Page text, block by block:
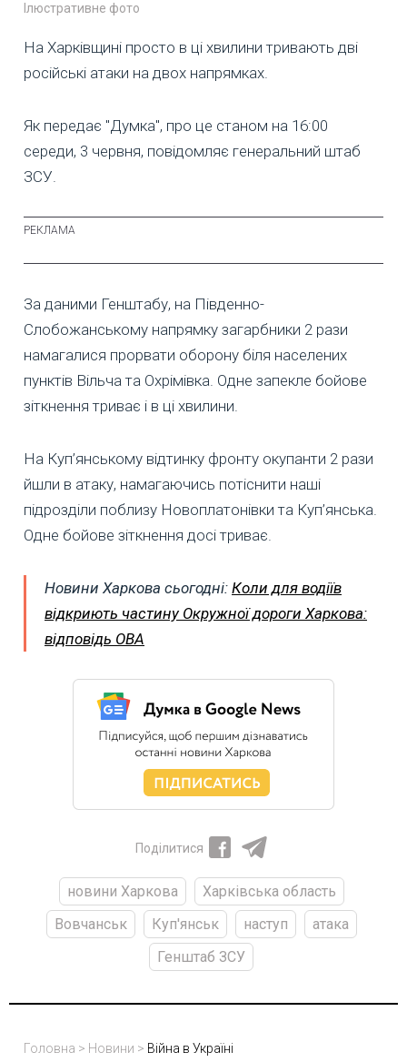
Ілюстративне фото
На Харківщині просто в ці хвилини тривають дві
російські атаки на двох напрямках.
Як передає "Думка", про це станом на 16:00
середи, 3 червня, повідомляє генеральний штаб
ЗСУ.
За даними Генштабу, на Південно-
Слобожанському напрямку загарбники 2 рази
намагалися прорвати оборону біля населених
пунктів Вільча та Охрімівка. Одне запекле бойове
зіткнення триває і в ці хвилини.
На Куп’янському відтинку фронту окупанти 2 рази
йшли в атаку, намагаючись потіснити наші
підрозділи поблизу Новоплатонівки та Куп’янська.
Одне бойове зіткнення досі триває.
Новини Харкова сьогодні: Коли для водіїв
відкриють частину Окружної дороги Харкова:
відповідь ОВА
Поділитися
новини Харкова
Харківська область
Вовчанськ
Куп'янськ наступ
атака
Генштаб ЗСУ
Головна > Новини > Війна в Україні